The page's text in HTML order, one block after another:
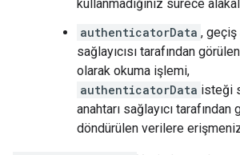
kullanmadığınız sürece
authenticatorData , geçiş
sağlayıcısı tarafından
olarak okuma işlemi,
authenticatorData isteği
anahtarı sağlayıcı tarafından
döndürülen verilere